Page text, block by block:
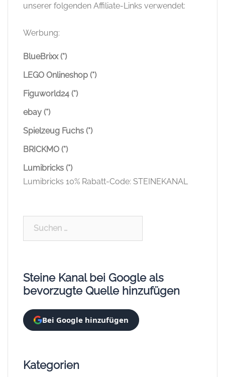
unserer folgenden Affiliate-Links verwendet:
Werbung:
BlueBrixx (*)
LEGO Onlineshop (*)
Figuworld24 (*)
ebay (*)
Spielzeug Fuchs (*)
BRICKMO (*)
Lumibricks (*)
Lumibricks 10% Rabatt-Code: STEINEKANAL
Suchen
Steine Kanal bei Google als
bevorzugte Quelle hinzufügen
Bei Google hinzufügen
Kategorien